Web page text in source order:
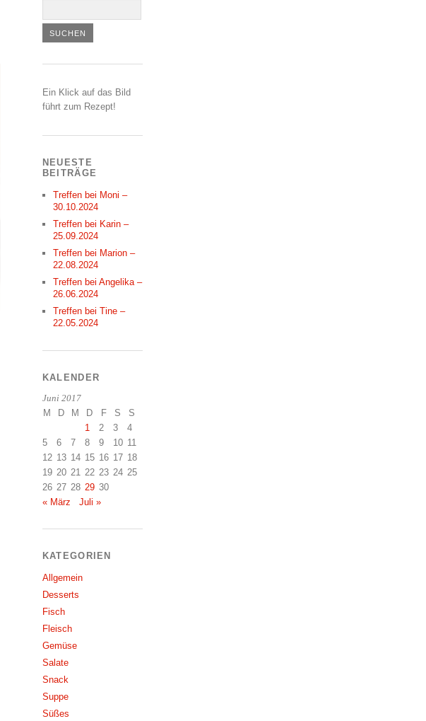
Ein Klick auf das Bild
führt zum Rezept!
NEUESTE
BEITRÄGE
Treffen bei Moni –
30.10.2024
Treffen bei Karin –
25.09.2024
Treffen bei Marion –
22.08.2024
Treffen bei Angelika –
26.06.2024
Treffen bei Tine –
22.05.2024
KALENDER
Juni 2017
M D M D F S
S
1
2 3
4
5
6 7 8 9 10 11
12 13 14 15 16 17 18
19 20 21 22 23 24 25
26 27 28 29 30
« März
Juli »
KATEGORIEN
Allgemein
Desserts
Fisch
Fleisch
Gemüse
Salate
Snack
Suppe
Süßes